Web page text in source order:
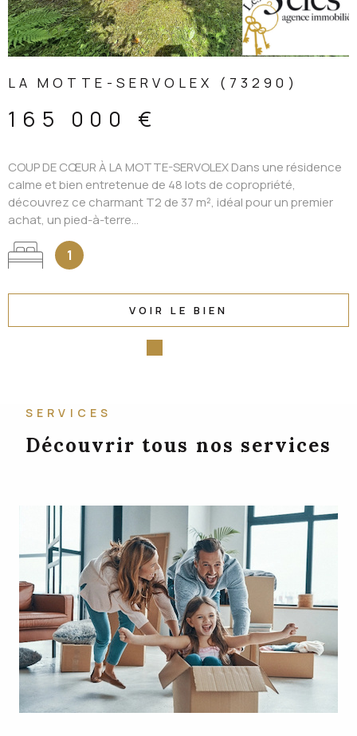
LA MOTTE-SERVOLEX (73290)
165 000 €
COUP DE CŒUR À LA MOTTE-SERVOLEX Dans une résidence
calme et bien entretenue de 48 lots de copropriété,
découvrez ce charmant T2 de 37 m², idéal pour un premier
achat, un pied-à-terre...
1
VOIR LE BIEN
SERVICES
Découvrir tous nos services